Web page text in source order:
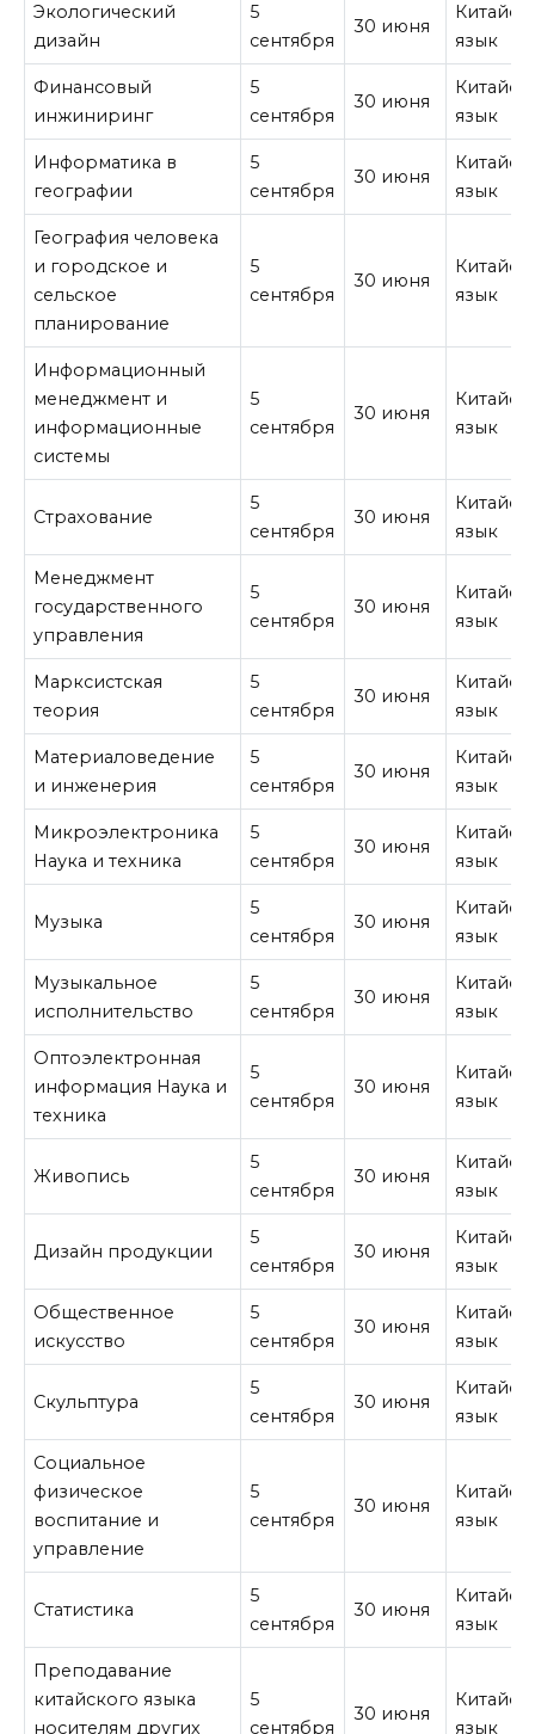
Экологический
дизайн
5
сентября
30 июня
язык
Финансовый
инжиниринг
5
сентября
30 июня
язык
Информатика в
географии
5
сентября
30 июня
язык
География человека
и городское и
сельское
планирование
5
сентября
30 июня
язык
Информационный
менеджмент и
информационные
системы
5
сентября
30 июня
язык
Страхование
5
сентября
30 июня
язык
Менеджмент
государственного
управления
5
сентября
30 июня
язык
Марксистская
теория
5
сентября
30 июня
язык
Материаловедение
и инженерия
5
сентября
30 июня
язык
Микроэлектроника
Наука и техника
5
сентября
30 июня
язык
Музыка
5
сентября
30 июня
язык
Музыкальное
исполнительство
5
сентября
30 июня
язык
Оптоэлектронная
информация Наука и
техника
5
сентября
30 июня
язык
Живопись
5
сентября
30 июня
язык
Дизайн продукции
5
сентября
30 июня
язык
Общественное
искусство
5
сентября
30 июня
язык
Скульптура
5
сентября
30 июня
язык
Социальное
физическое
воспитание и
управление
5
сентября
30 июня
язык
Статистика
5
сентября
30 июня
язык
Преподавание
китайского языка
носителям других
5
сентября
30 июня
язык